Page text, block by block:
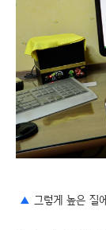
▲ 그렇게 높은 질